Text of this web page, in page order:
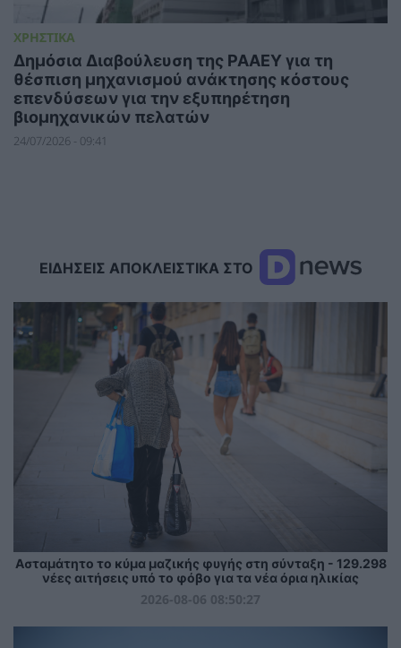
ΧΡΗΣΤΙΚΑ
Δημόσια Διαβούλευση της ΡΑΑΕΥ για τη
θέσπιση μηχανισμού ανάκτησης κόστους
επενδύσεων για την εξυπηρέτηση
βιομηχανικών πελατών
24/07/2026 - 09:41
ΕΙΔΗΣΕΙΣ ΑΠΟΚΛΕΙΣΤΙΚΑ ΣΤΟ
Ασταμάτητο το κύμα μαζικής φυγής στη σύνταξη - 129.298
νέες αιτήσεις υπό το φόβο για τα νέα όρια ηλικίας
2026-08-06 08:50:27